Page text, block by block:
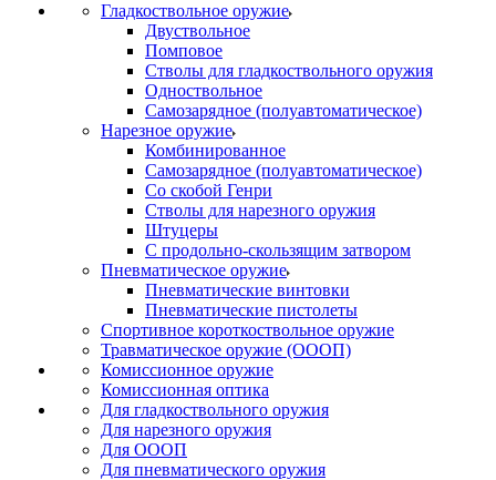
Гладкоствольное оружие
Двуствольное
Помповое
Стволы для гладкоствольного оружия
Одноствольное
Самозарядное (полуавтоматическое)
Нарезное оружие
Комбинированное
Самозарядное (полуавтоматическое)
Со скобой Генри
Стволы для нарезного оружия
Штуцеры
С продольно-скользящим затвором
Пневматическое оружие
Пневматические винтовки
Пневматические пистолеты
Спортивное короткоствольное оружие
Травматическое оружие (ОООП)
Комиссионное оружие
Комиссионная оптика
Для гладкоствольного оружия
Для нарезного оружия
Для ОООП
Для пневматического оружия